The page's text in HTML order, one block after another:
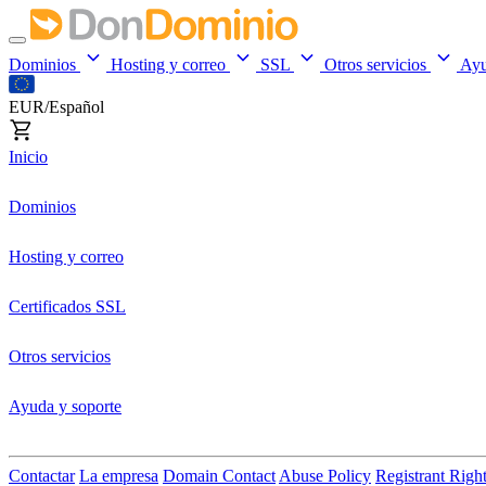
Dominios Hosting y correo SSL Otros servicios
EUR/Español
Inicio
Dominios
Hosting y correo
Certificados SSL
Otros servicios
Ayuda y soporte
Contactar La empresa Domain Contact Abuse Policy Registrant